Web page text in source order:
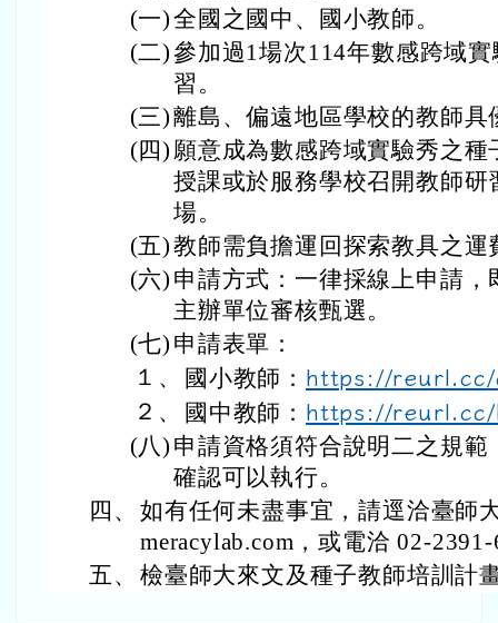
(一)全國之國中、國小教師。
(二)參加過1場次114年數感跨域
習。
(三)離島、偏遠地區學校的教師具
(四) 願意成為數感跨域實驗秀之
授課或於服務學校召開教師
場。
(五)教師需負擔運回探索教具之運
(六) 申請方式：一律採線上申請
主辦單位審核甄選。
(七) 申請表單：
１、
國小教師： https://reurl.cc/
２、 國中教師： https://reurl.cc/
(八) 申請資格須符合說明二之規
確認可以執行。
四、 如有任何未盡事宜，請逕洽臺師
meracylab.com，或電洽 02-
五、 檢臺師大來文及種子教師培訓計